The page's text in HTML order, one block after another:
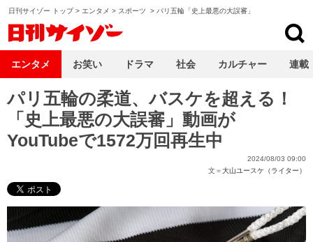
日刊サイゾー トップ> エンタメ > スポーツ > パリ五輪「史上最悪の大誤審」
パリ五輪の柔道、バスケを超える！
「史上最悪の大誤審」動画が
YouTubeで1572万回再生中
2024/08/03 09:00
文＝大山ユースケ（ライター）
エンタメ お笑い ドラマ 社会 カルチャー 連載